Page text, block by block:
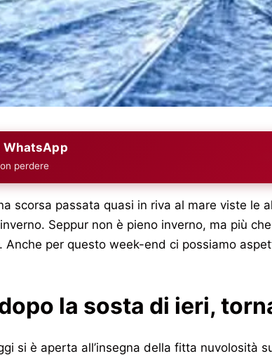
WhatsApp
perdere
scorsa passata quasi in riva al mare viste
Seppur non è pieno inverno, ma più
per questo week-end ci possiamo
la sosta di ieri,
si è aperta all’insegna della fitta nuvolosità